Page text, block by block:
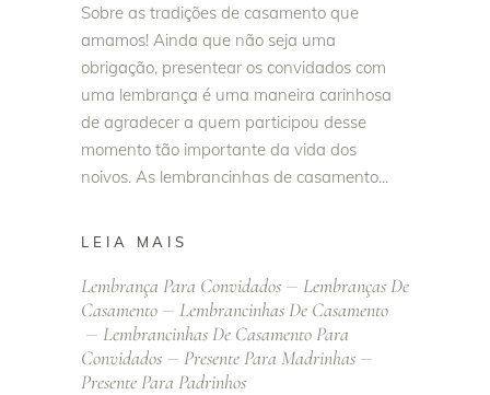
Sobre as tradições de casamento que
amamos! Ainda que não seja uma
obrigação, presentear os convidados com
uma lembrança é uma maneira carinhosa
de agradecer a quem participou desse
momento tão importante da vida dos
noivos. As lembrancinhas de casamento
LEIA MAIS
Lembrança Para Convidados
Lembranças De
Casamento
Lembrancinhas De Casamento
Lembrancinhas De Casamento Para
Convidados
Presente Para Madrinhas
Presente Para Padrinhos